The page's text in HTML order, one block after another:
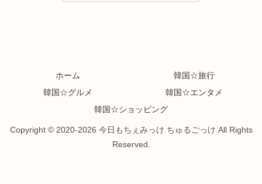
ホーム
韓国☆旅行
韓国☆グルメ
韓国☆エンタメ
韓国☆ショッピング
Copyright © 2020-2026 今日もちぇみっけ ちゅるごっけ All Rights
Reserved.